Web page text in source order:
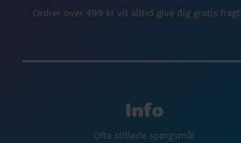
Ordrer over 499 kr vil alltid give dig gratis fragt
Info
Ofte stillede spørgsmål